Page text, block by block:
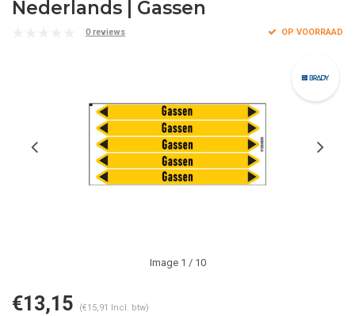
Nederlands | Gassen
0 reviews OP VOORRAAD
Image 1 / 10
€13,15 (€15,91 Incl. btw)